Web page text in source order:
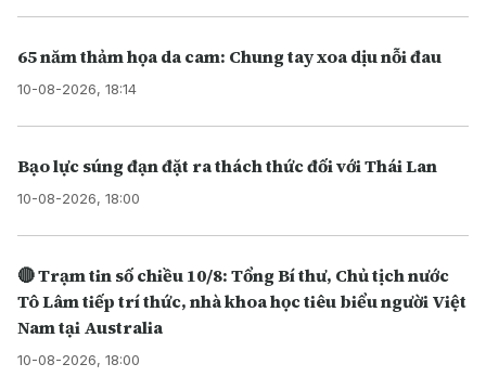
65 năm thảm họa da cam: Chung tay xoa dịu nỗi đau
10-08-2026, 18:14
Bạo lực súng đạn đặt ra thách thức đối với Thái Lan
10-08-2026, 18:00
🔴 Trạm tin số chiều 10/8: Tổng Bí thư, Chủ tịch nước
Tô Lâm tiếp trí thức, nhà khoa học tiêu biểu người Việt
Nam tại Australia
10-08-2026, 18:00